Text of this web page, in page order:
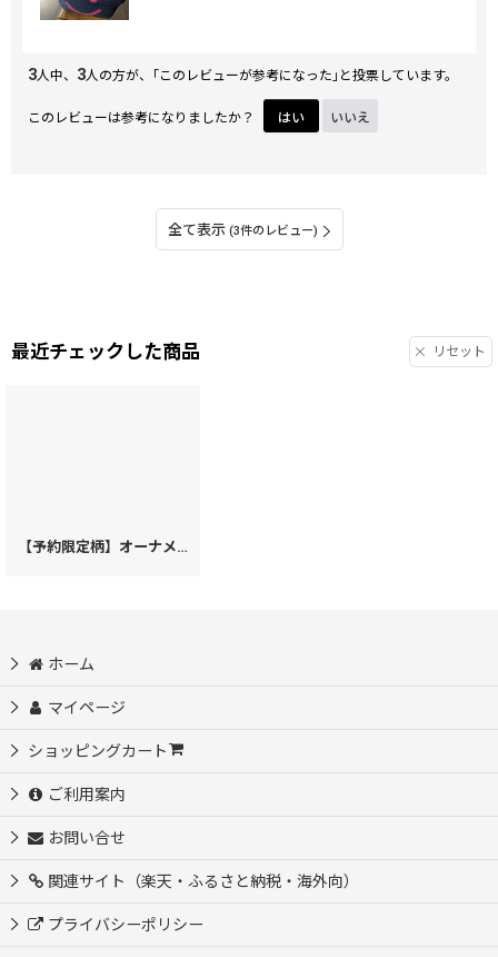
3人中、 3人の方が、｢このレビューが参考になった｣と投票しています。
このレビューは参考になりましたか？ はい いいえ
全て表示 (3件のレビュー)
最近チェックした商品 リセット
【予約限定柄】オーナメント ぐるっとファスナーの長財布（金唐柄）［t］
ホーム
マイページ
ショッピングカート
ご利用案内
お問い合せ
関連サイト（楽天・ふるさと納税・海外向）
プライバシーポリシー